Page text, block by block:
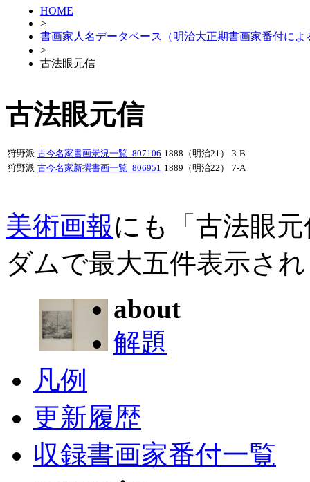
HOME
>
書画家人名データベース（明治大正期書画家番付によ
>
古法眼元信
古法眼元信
狩野派 古今名家書画景況一覧_807106 1888（明治21）
3-B
狩野派 古今名家新撰書画一覧_806951 1889（明治22） 7-A
美術画報にも「古法眼
ダムで最大五件表示さ
about
解題
凡例
更新履歴
収録書画家番付一覧